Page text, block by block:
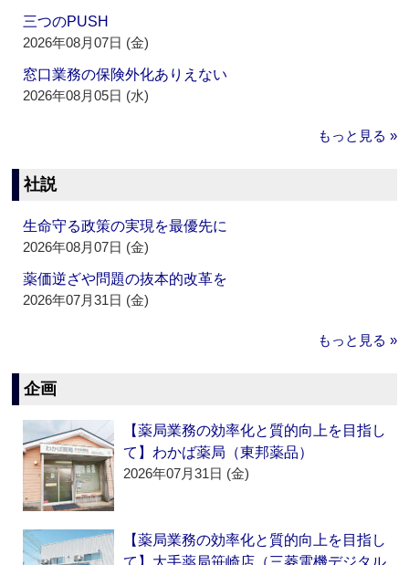
三つのPUSH
2026年08月07日 (金)
窓口業務の保険外化ありえない
2026年08月05日 (水)
もっと見る »
社説
生命守る政策の実現を最優先に
2026年08月07日 (金)
薬価逆ざや問題の抜本的改革を
2026年07月31日 (金)
もっと見る »
企画
【薬局業務の効率化と質的向上を目指し
て】わかば薬局（東邦薬品）
2026年07月31日 (金)
【薬局業務の効率化と質的向上を目指し